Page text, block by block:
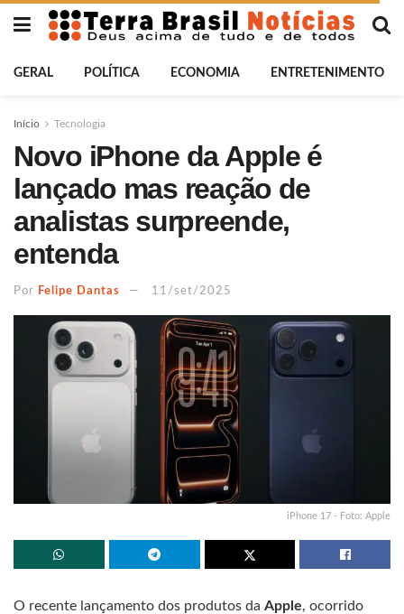
GERAL POLÍTICA ECONOMIA ENTRETENIMENTO
Início Tecnologia
Novo iPhone da Apple é
lançado mas reação de
analistas surpreende,
entenda
Por Felipe Dantas 11/set/2025
iPhone 17 - Foto: Apple
O recente lançamento dos produtos da Apple, ocorrido